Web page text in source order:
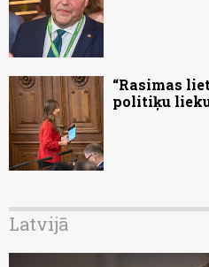
“Rasimas
politiķu
Latvijā